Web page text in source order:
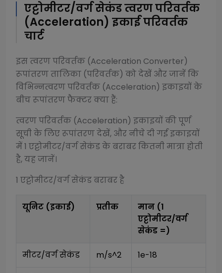
एट्टोमीटर/वर्ग सेकंडत्वरण परिवर्तक
(Acceleration) इकाई परिवर्तक
चार्ट
इसत्वरण परिवर्तक (Acceleration Converter)
रूपांतरण तालिका (परिवर्तक) को देखें और जानें कि
विभिन्नत्वरण परिवर्तक (Acceleration) इकाइयों के
बीच रूपांतरण फैक्टर क्या हैं:
त्वरण परिवर्तक (Acceleration) इकाइयों की पूर्ण
सूची के लिए रूपांतरण देखें, और नीचे दी गई इकाइयों
में 1 एट्टोमीटर/वर्ग सेकंडके बराबर कितनी मात्रा होती
है, यह जानें।
1 एट्टोमीटर/वर्ग सेकंडबराबर है
यूनिट (इकाई) प्रतीक
मान (1
एट्टोमीटर/वर्ग
सेकंड =)
मीटर/वर्ग सेकंड m/s^2 1e-18